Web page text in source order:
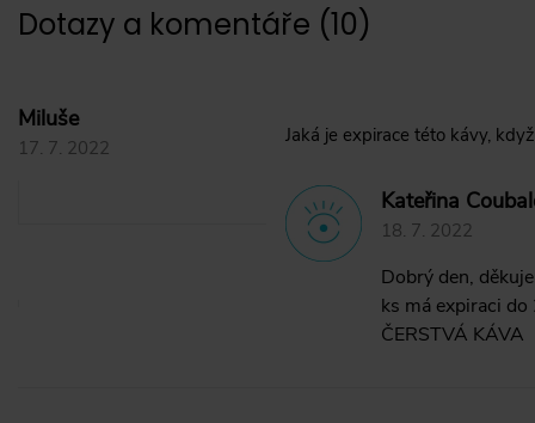
Dotazy a komentáře (10)
Miluše
17. 7. 2022
Jaká je expirace této kávy,
Kateřina
18. 7. 2022
Dobrý den,
ks má expiraci
ČERSTVÁ KÁVA